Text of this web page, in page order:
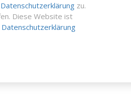
Datenschutzerklärung zu.
Diese Website ist
Datenschutzerklärung